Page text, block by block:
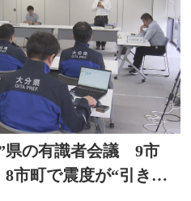
県の有識者会議 9市
市町で震度が“引き上